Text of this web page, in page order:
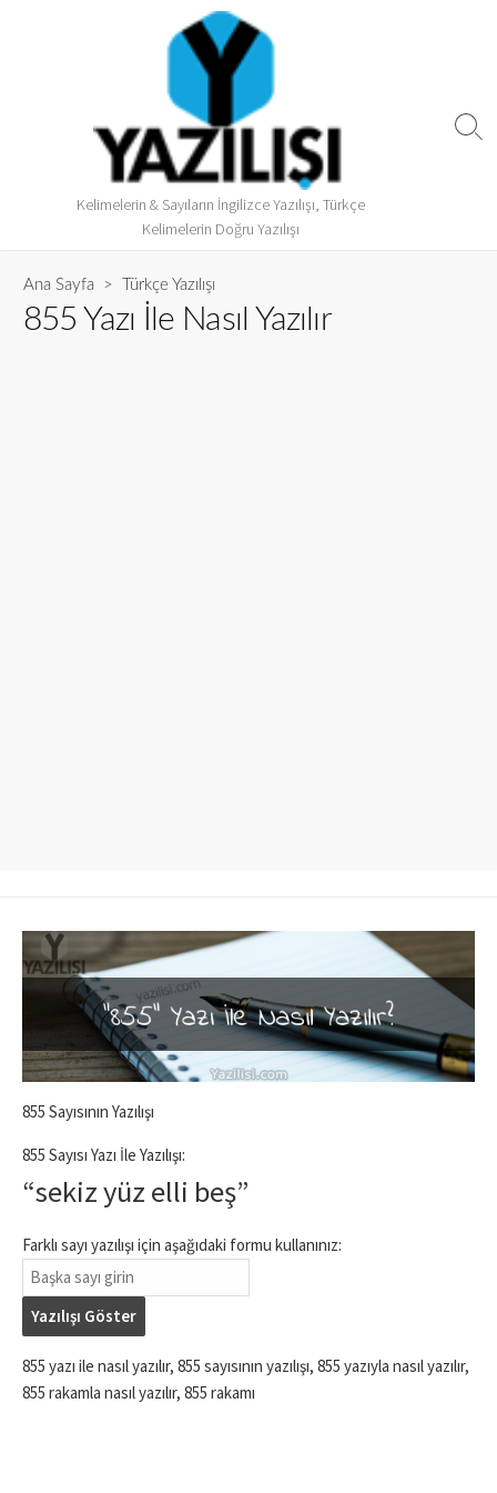
Kelimelerin & Sayıların İngilizce Yazılışı, Türkçe
Kelimelerin Doğru Yazılışı
Ana Sayfa > Türkçe Yazılışı
855 Yazı İle Nasıl Yazılır
855 Sayısının Yazılışı
855 Sayısı Yazı İle Yazılışı:
“sekiz yüz elli beş”
Farklı sayı yazılışı için aşağıdaki formu kullanınız:
Yazılışı Göster
855 yazı ile nasıl yazılır, 855 sayısının yazılışı, 855 yazıyla nasıl yazılır,
855 rakamla nasıl yazılır, 855 rakamı